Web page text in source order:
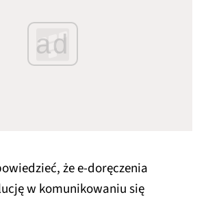
ad
że e-doręczenia
w komunikowaniu się